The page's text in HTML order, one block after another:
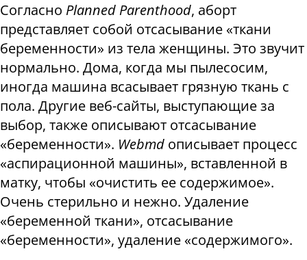
Согласно Planned Parenthood, аборт
представляет собой отсасывание «ткани
беременности» из тела женщины. Это звучит
нормально. Дома, когда мы пылесосим, ​​
иногда машина всасывает грязную ткань с
пола. Другие веб-сайты, выступающие за
выбор, также описывают отсасывание
«беременности». Webmd описывает процесс
«аспирационной машины», вставленной в
матку, чтобы «очистить ее содержимое».
Очень стерильно и нежно. Удаление
«беременной ткани», отсасывание
«беременности», удаление «содержимого».